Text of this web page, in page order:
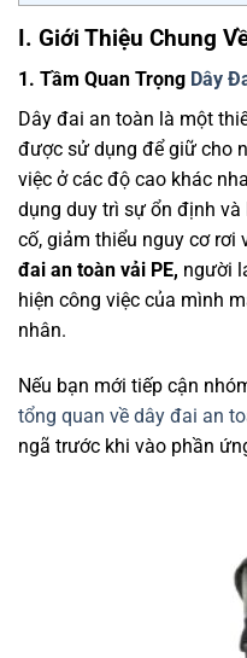
I. Giới Thiệu Chung
1. Tầm Quan Trọng Dây
Dây đai an toàn là một
được sử dụng để giữ cho
việc ở các độ cao khác
dụng duy trì sự ổn định
cố, giảm thiểu nguy cơ rơi
đai an toàn vải PE, người
hiện công việc của mình
nhân.
Nếu bạn mới tiếp cận
tổng quan về dây đai an
ngã trước khi vào phần